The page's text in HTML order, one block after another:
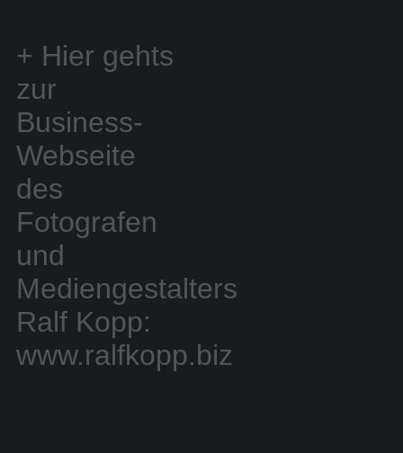
+ Hier gehts
zur
Business-
Webseite
des
Fotografen
und
Mediengestalters
Ralf Kopp:
www.ralfkopp.biz